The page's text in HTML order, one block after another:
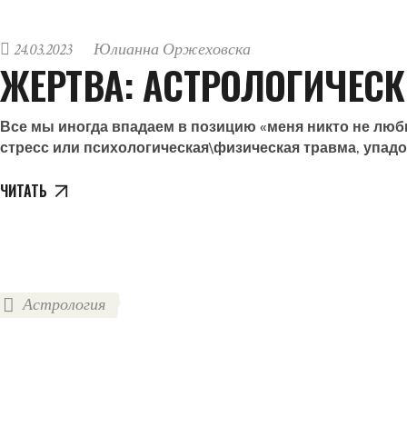
24.03.2023 Юлианна Оржеховска
ЖЕРТВА:
Все мы иногда впадаем в позицию «меня никто не
стресс или психологическая\физическая травма,
ЧИТАТЬ
Астрология